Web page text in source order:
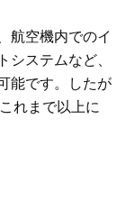
航空機内でのイ
ステムなど、
能です。したが
れまで以上に